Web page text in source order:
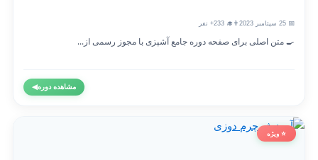
👨‍🎓 233+ نفر
🍳 متن اصلی برای صفحه دوره جامع آشپزی با مجوز رسمی از...
مشاهده دوره◀
⭐ ویژه